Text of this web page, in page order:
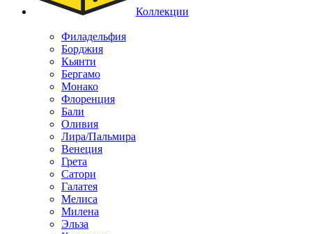
Коллекции
Филадельфия
Борджия
Кьянти
Бергамо
Монако
Флоренция
Бали
Оливия
Лира/Пальмира
Венеция
Грета
Сатори
Галатея
Мелиса
Милена
Эльза